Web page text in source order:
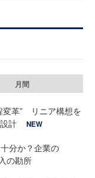
月間
変革” リニア構想を
計
NEW
分か？企業の
の勘所